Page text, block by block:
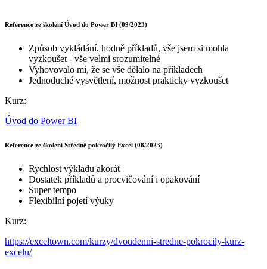
Reference ze školení Úvod do Power BI (09/2023)
Způsob vykládání, hodně příkladů, vše jsem si mohla
vyzkoušet - vše velmi srozumitelné
Vyhovovalo mi, že se vše dělalo na příkladech
Jednoduché vysvětlení, možnost prakticky vyzkoušet
Kurz:
Úvod do Power BI
Reference ze školení Středně pokročilý Excel (08/2023)
Rychlost výkladu akorát
Dostatek příkladů a procvičování i opakování
Super tempo
Flexibilní pojetí výuky
Kurz:
https://exceltown.com/kurzy/dvoudenni-stredne-pokrocily-kurz-
excelu/